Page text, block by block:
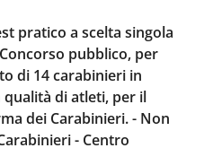
pratico a scelta singola
pubblico, per
di 14 carabinieri in
di atleti, per il
dei Carabinieri. - Non
- Centro